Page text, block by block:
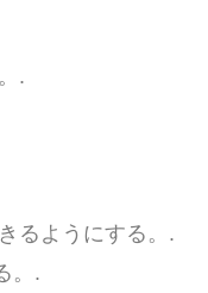
.
るようにする。.
。.